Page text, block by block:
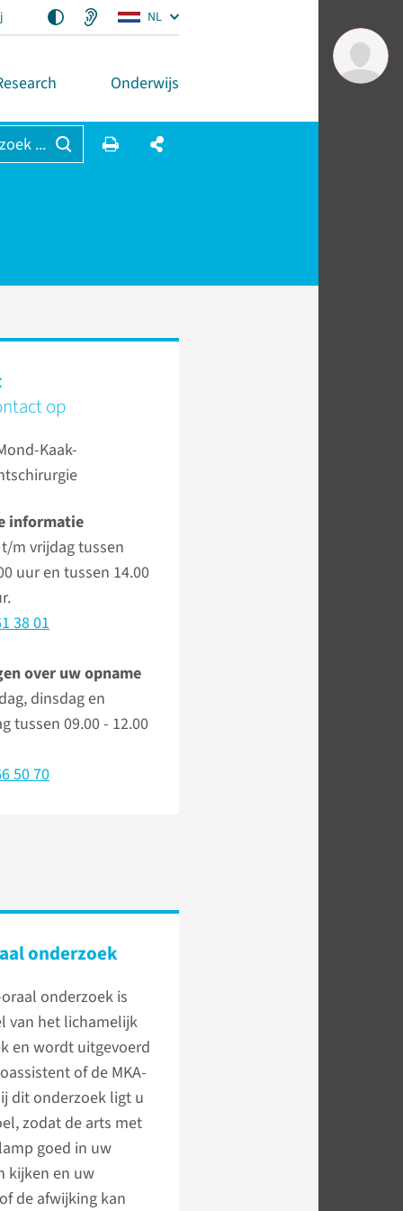
NL
Onderwijs
...
op
Kaak-
informatie
m vrijdag tussen
uur en tussen 14.00
38 01
over uw opname
dinsdag en
tussen 09.00 - 12.00
50 70
onderzoek
onderzoek is
van het lichamelijk
en wordt uitgevoerd
of de MKA-
dit onderzoek ligt u
zodat de arts met
goed in uw
kijken en uw
de afwijking kan